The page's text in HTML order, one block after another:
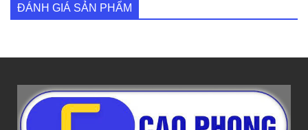
ĐÁNH GIÁ SẢN PHẨM